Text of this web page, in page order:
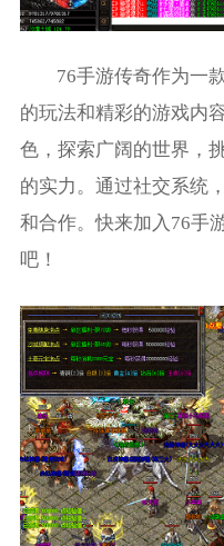
76手游传奇作为一
的玩法和精彩的游戏内
色，探索广阔的世界，
的实力。通过社交系统
和合作。快来加入76手
吧！